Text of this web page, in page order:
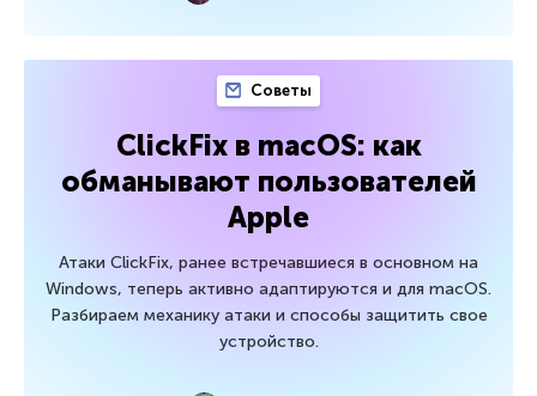
Советы
ClickFix в macOS: как
обманывают пользователей
Apple
Атаки ClickFix, ранее встречавшиеся в основном на
Windows, теперь активно адаптируются и для macOS.
Разбираем механику атаки и способы защитить свое
устройство.